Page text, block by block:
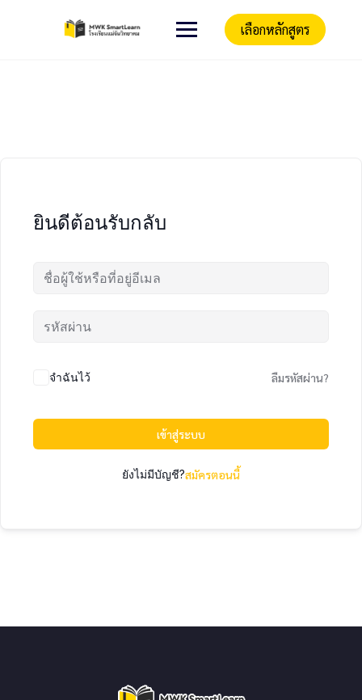
เลือกหลักสูตร
ยินดีต้อนรับกลับ
จำฉันไว้ ลืมรหัสผ่าน?
เข้าสู่ระบบ
ยังไม่มีบัญชี?สมัครตอนนี้